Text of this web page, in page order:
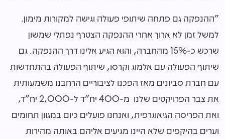
"ההנפקה גם פתחה שיתופי פעולה וגישה למקורות מימון.
למשל זמן לא ארוך אחרי ההנפקה הצטרף נפתלי שמשון
שרכש כ-15% מהחברה, והוא הגיע אלינו דרך ההנפקה. גם
שיתוף הפעולה עם אלמוג וקרסו, שיתוף הפעולה בהתחדשות
עם חברת סביונים מאז הפכנו לציבוריים הרחבנו משמעותית
את צבר הפרויקטים שלנו מ-400 יח"ד ל-2,000 יח"ד,
ואת הפריסה הגיאוגרפית, ואנחנו פועלים כיום במגוון תחומים
וערים בהיקפים שלא היינו מגיעים אליהם באותה מהירות